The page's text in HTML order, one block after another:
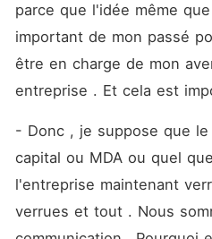
parce que l'idée même
important de mon passé
être en charge de mon
entreprise . Et cela est
- Donc , je suppose que
capital ou MDA ou quel
l'entreprise maintenant
verrues et tout . Nous